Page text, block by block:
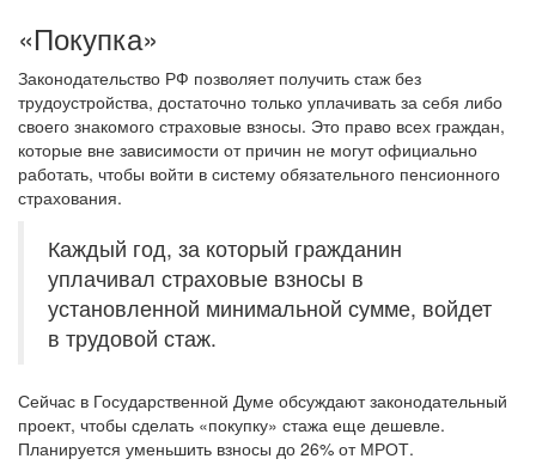
«Покупка»
Законодательство РФ позволяет получить стаж без
трудоустройства, достаточно только уплачивать за себя либо
своего знакомого страховые взносы. Это право всех граждан,
которые вне зависимости от причин не могут официально
работать, чтобы войти в систему обязательного пенсионного
страхования.
Каждый год, за который гражданин
уплачивал страховые взносы в
установленной минимальной сумме, войдет
в трудовой стаж.
Сейчас в Государственной Думе обсуждают законодательный
проект, чтобы сделать «покупку» стажа еще дешевле.
Планируется уменьшить взносы до 26% от МРОТ.